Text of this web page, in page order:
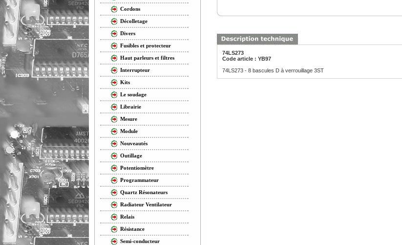
Cordons
Décolletage
Divers
Fusibles et protecteur
Haut parleurs et filtres
Interrupteur
Kits
Le soudage
Librairie
Mesure
Module
Nouveautés
Outillage
Potentiomètre
Programmateur
Quartz Résonateurs
Radiateur Ventilateur
Relais
Résistance
Semi-conducteur
74LS273
Code article : YB97
74LS273 - 8 bascules D à verrouillage 3ST